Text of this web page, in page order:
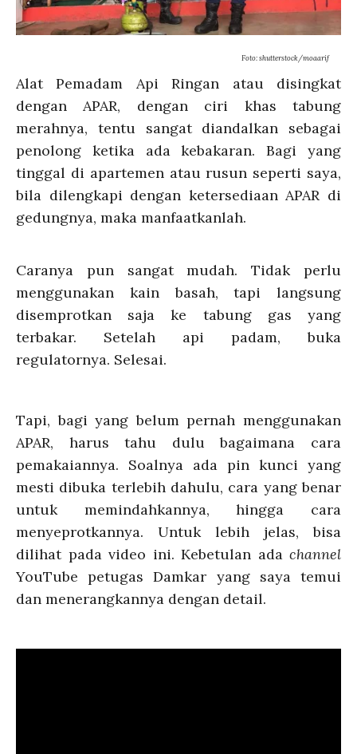
Foto: shutterstock/moaarif
Alat Pemadam Api Ringan atau disingkat
dengan APAR, dengan ciri khas tabung
merahnya, tentu sangat diandalkan sebagai
penolong ketika ada kebakaran. Bagi yang
tinggal di apartemen atau rusun seperti saya,
bila dilengkapi dengan ketersediaan APAR di
gedungnya, maka manfaatkanlah.
Caranya pun sangat mudah. Tidak perlu
menggunakan kain basah, tapi langsung
disemprotkan saja ke tabung gas yang
terbakar. Setelah api padam, buka
regulatornya. Selesai.
Tapi, bagi yang belum pernah menggunakan
APAR, harus tahu dulu bagaimana cara
pemakaiannya. Soalnya ada pin kunci yang
mesti dibuka terlebih dahulu, cara yang benar
untuk memindahkannya, hingga cara
menyeprotkannya. Untuk lebih jelas, bisa
dilihat pada video ini. Kebetulan ada channel
YouTube petugas Damkar yang saya temui
dan menerangkannya dengan detail.